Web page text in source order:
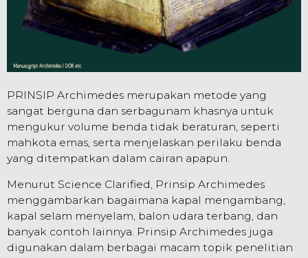
PRINSIP Archimedes merupakan metode yang
sangat berguna dan serbagunam khasnya untuk
mengukur volume benda tidak beraturan, seperti
mahkota emas, serta menjelaskan perilaku benda
yang ditempatkan dalam cairan apapun.
Menurut Science Clarified, Prinsip Archimedes
menggambarkan bagaimana kapal mengambang,
kapal selam menyelam, balon udara terbang, dan
banyak contoh lainnya. Prinsip Archimedes juga
digunakan dalam berbagai macam topik penelitian